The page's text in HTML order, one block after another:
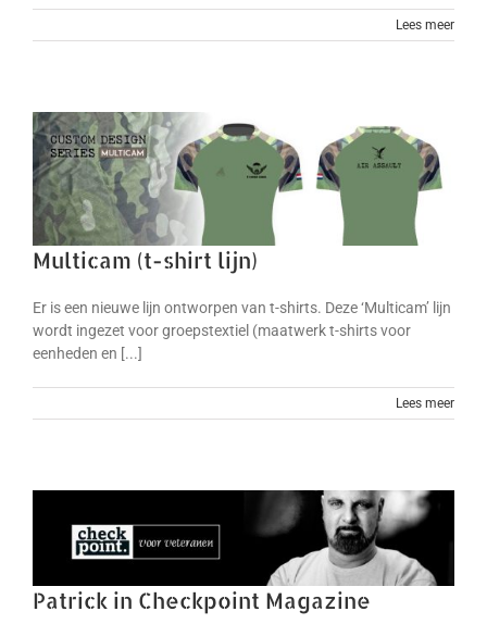
Lees meer
Multicam (t-shirt lijn)
Er is een nieuwe lijn ontworpen van t-shirts. Deze ‘Multicam’ lijn
wordt ingezet voor groepstextiel (maatwerk t-shirts voor
eenheden en [...]
Lees meer
Patrick in Checkpoint Magazine